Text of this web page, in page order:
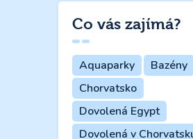
Co vás zajímá?
Aquaparky Bazény
Chorvatsko
Dovolená Egypt
Dovolená v